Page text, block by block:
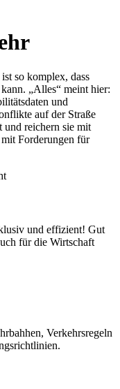
so komplex, dass
„Alles“ meint hier:
und
auf der Straße
und reichern sie mit
Forderungen für
und effizient! Gut
für die Wirtschaft
Verkehrsregeln